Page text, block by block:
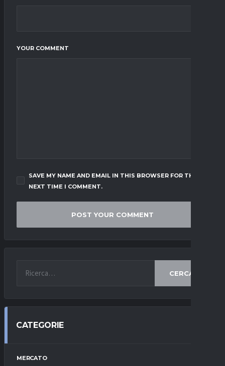
YOUR COMMENT
SAVE MY NAME AND EMAIL IN THIS BROWSER FOR THE
NEXT TIME I COMMENT.
CERCA
CATEGORIE
MERCATO